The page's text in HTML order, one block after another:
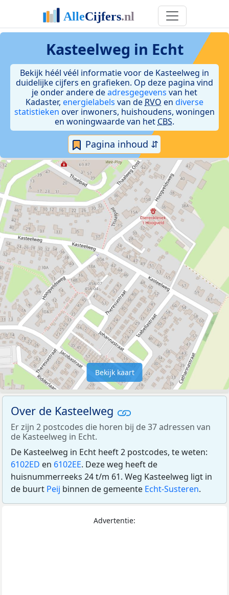
Kasteelweg in Echt
Bekijk héél véél informatie voor de Kasteelweg in
duidelijke cijfers en grafieken. Op deze pagina vind
je onder andere deadresgegevens van het
Kadaster, energielabels van de RVO en diverse
statistieken over inwoners, huishoudens, woningen
en woningwaarde van het CBS.
Pagina inhoud ⇵
Bekijk kaart
Over de Kasteelweg
Er zijn 2 postcodes die horen bij de 37 adressen van
de Kasteelweg in Echt.
De Kasteelweg in Echt heeft 2 postcodes, te weten:
6102ED en 6102EE. Deze weg heeft de
huisnummerreeks 24 t/m 61. Weg Kasteelweg ligt in
de buurt Peij binnen de gemeente Echt-Susteren.
Advertentie: